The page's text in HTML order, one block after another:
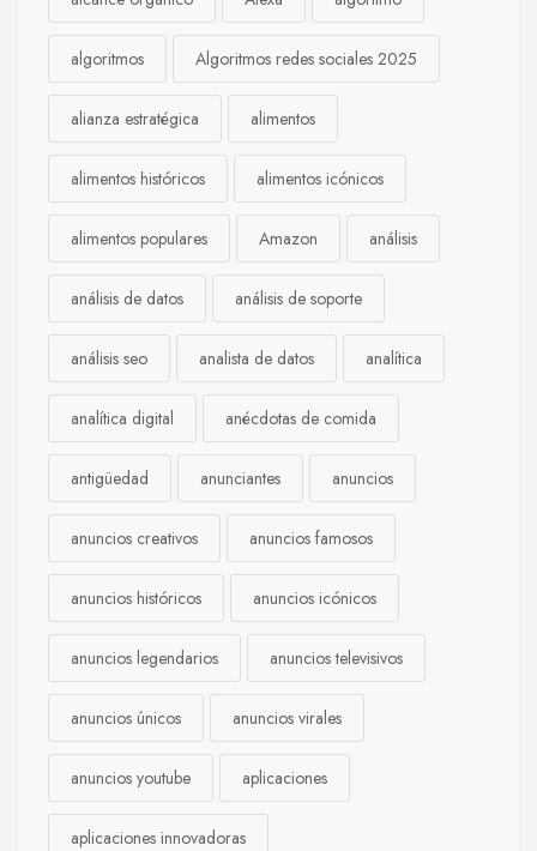
algoritmos Algoritmos redes sociales 2025
alianza estratégica alimentos
alimentos históricos alimentos icónicos
alimentos populares Amazon análisis
análisis de datos análisis de soporte
análisis seo analista de datos analítica
analítica digital anécdotas de comida
antigüedad anunciantes anuncios
anuncios creativos anuncios famosos
anuncios históricos anuncios icónicos
anuncios legendarios anuncios televisivos
anuncios únicos anuncios virales
anuncios youtube aplicaciones
aplicaciones innovadoras